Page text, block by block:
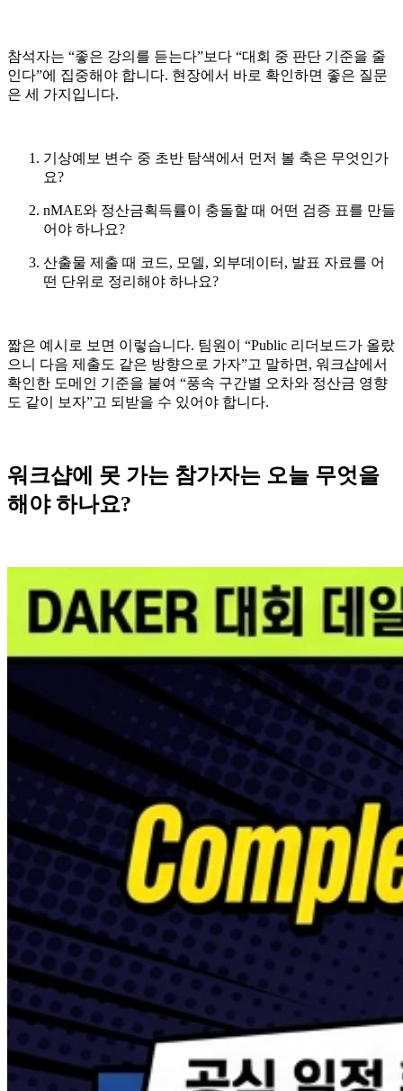
참석자는 “좋은 강의를 듣는다”보다 “대회 중 판단 기준을 줄
인다”에 집중해야 합니다. 현장에서 바로 확인하면 좋은 질문
은 세 가지입니다.
기상예보 변수 중 초반 탐색에서 먼저 볼 축은 무엇인가
요?
nMAE와 정산금획득률이 충돌할 때 어떤 검증 표를 만들
어야 하나요?
산출물 제출 때 코드, 모델, 외부데이터, 발표 자료를 어
떤 단위로 정리해야 하나요?
짧은 예시로 보면 이렇습니다. 팀원이 “Public 리더보드가 올랐
으니 다음 제출도 같은 방향으로 가자”고 말하면, 워크샵에서
확인한 도메인 기준을 붙여 “풍속 구간별 오차와 정산금 영향
도 같이 보자”고 되받을 수 있어야 합니다.
워크샵에 못 가는 참가자는 오늘 무엇을
해야 하나요?